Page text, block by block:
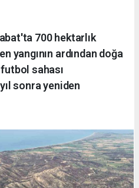
700 hektarlık
yangının ardından doğa
sahası
sonra yeniden